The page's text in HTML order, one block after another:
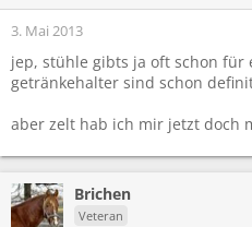
3. Mai 2013
jep, stühle gibts ja oft schon für
getränkehalter sind schon
aber zelt hab ich mir jetzt doch
Brichen
Veteran